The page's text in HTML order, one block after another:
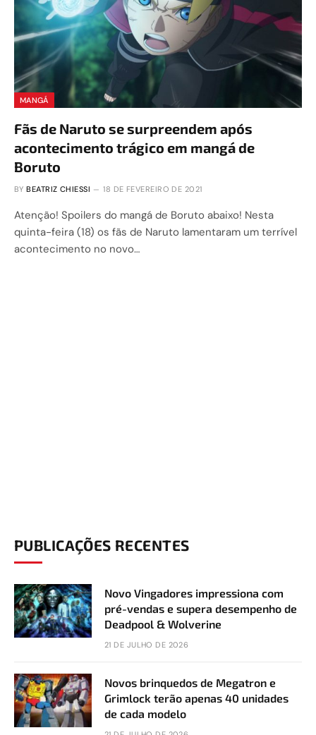
MANGÁ
Fãs de Naruto se surpreendem após
acontecimento trágico em mangá de
Boruto
BY BEATRIZ CHIESSI 18 DE FEVEREIRO DE 2021
Atenção! Spoilers do mangá de Boruto abaixo! Nesta
quinta-feira (18) os fãs de Naruto lamentaram um terrível
acontecimento no novo…
PUBLICAÇÕES RECENTES
Novo Vingadores impressiona com
pré-vendas e supera desempenho de
Deadpool & Wolverine
21 DE JULHO DE 2026
Novos brinquedos de Megatron e
Grimlock terão apenas 40 unidades
de cada modelo